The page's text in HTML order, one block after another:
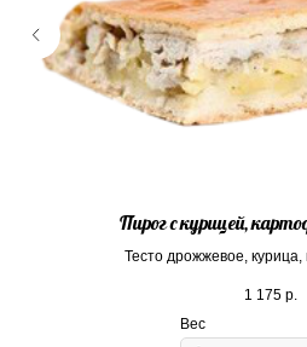
Пирог с курицей,
Тесто дрожжевое,
1 175 р.
Вес